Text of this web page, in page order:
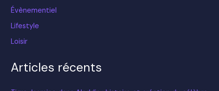
Évènementiel
Lifestyle
Loisir
Articles récents